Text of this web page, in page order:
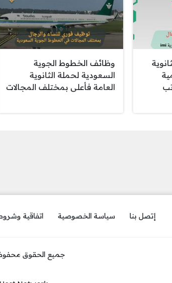
وظائف الخطوط الجوية
السعودية لحملة الثانوية
العامة فأعلى بمختلف المجالات
إتصل بنا سياسة الخصوصية اتفاقية
جميع الحقوق